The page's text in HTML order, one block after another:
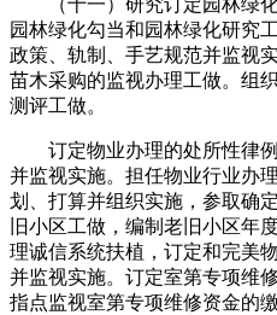
园林绿化勾当和园林绿化研究
政策、轨制、手艺规范并监视
苗木采购的监视办理工做。组
测评工做。
订定物业办理的处所性律例
并监视实施。担任物业行业办
划、打算并组织实施，参取确
旧小区工做，编制老旧小区年
理诚信系统扶植，订定和完美
并监视实施。订定室第专项维
指点监视室第专项维修资金的